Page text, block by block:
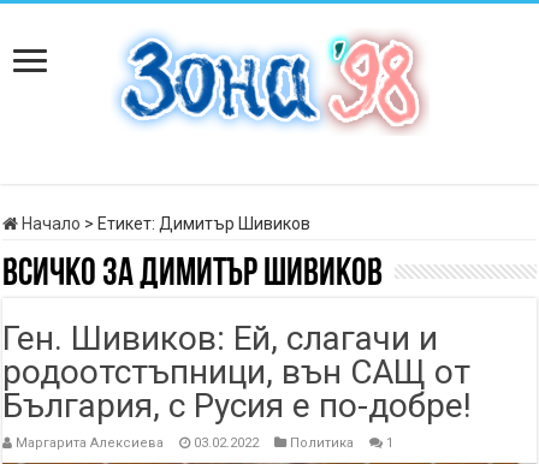
Начало > Етикет: Димитър Шивиков
Всичко заДимитър Шивиков
Ген. Шивиков: Ей, слагачи и
родоотстъпници, вън САЩ от
България, с Русия е по-добре!
Маргарита Алексиева 03.02.2022 Политика 1